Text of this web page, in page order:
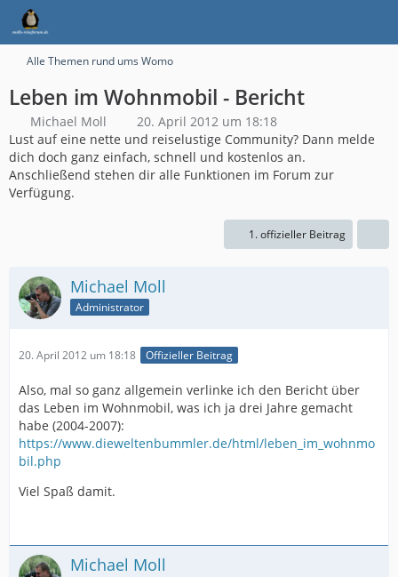
Alle Themen rund ums Womo
Leben im Wohnmobil - Bericht
Michael Moll
20. April 2012 um 18:18
Lust auf eine nette und reiselustige Community? Dann melde
dich doch ganz einfach, schnell und kostenlos an.
Anschließend stehen dir alle Funktionen im Forum zur
Verfügung.
1. offizieller Beitrag
Michael Moll
Administrator
20. April 2012 um 18:18 Offizieller Beitrag
Also, mal so ganz allgemein verlinke ich den Bericht über
das Leben im Wohnmobil, was ich ja drei Jahre gemacht
habe (2004-2007):
https://www.dieweltenbummler.de/html/leben_im_wohnmo
bil.php
Viel Spaß damit.
Michael Moll